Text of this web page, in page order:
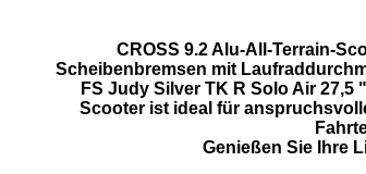
CROSS 9.2 Alu-All-Terrain-
Scheibenbremsen mit
FS Judy Silver TK R Solo Air
Scooter ist ideal für
Genießen Sie Ihre